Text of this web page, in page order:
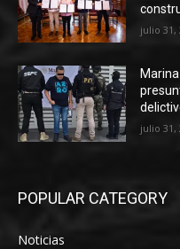
julio 31,
julio 31,
POPULAR CATEGORY
Noticias